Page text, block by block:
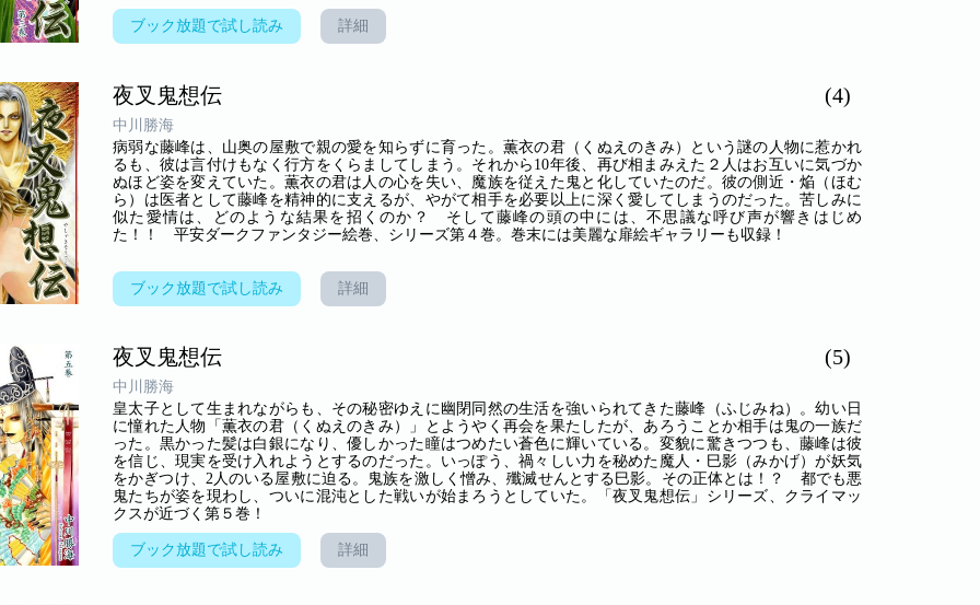
ブック放題で試し読み 詳細
夜叉鬼想伝 (4)
中川勝海
病弱な藤峰は、山奥の屋敷で親の愛を知らずに育った。薫衣の君（くぬえのきみ）という謎の人物に惹かれ
るも、彼は言付けもなく行方をくらましてしまう。それから10年後、再び相まみえた２人はお互いに気づか
ぬほど姿を変えていた。薫衣の君は人の心を失い、魔族を従えた鬼と化していたのだ。彼の側近・焔（ほむ
ら）は医者として藤峰を精神的に支えるが、やがて相手を必要以上に深く愛してしまうのだった。苦しみに
似た愛情は、どのような結果を招くのか？ そして藤峰の頭の中には、不思議な呼び声が響きはじめ
た！！ 平安ダークファンタジー絵巻、シリーズ第４巻。巻末には美麗な扉絵ギャラリーも収録！
ブック放題で試し読み 詳細
夜叉鬼想伝 (5)
中川勝海
皇太子として生まれながらも、その秘密ゆえに幽閉同然の生活を強いられてきた藤峰（ふじみね）。幼い日
に憧れた人物「薫衣の君（くぬえのきみ）」とようやく再会を果たしたが、あろうことか相手は鬼の一族だ
った。黒かった髪は白銀になり、優しかった瞳はつめたい蒼色に輝いている。変貌に驚きつつも、藤峰は彼
を信じ、現実を受け入れようとするのだった。いっぽう、禍々しい力を秘めた魔人・巳影（みかげ）が妖気
をかぎつけ、2人のいる屋敷に迫る。鬼族を激しく憎み、殲滅せんとする巳影。その正体とは！？ 都でも悪
鬼たちが姿を現わし、ついに混沌とした戦いが始まろうとしていた。「夜叉鬼想伝」シリーズ、クライマッ
クスが近づく第５巻！
ブック放題で試し読み 詳細